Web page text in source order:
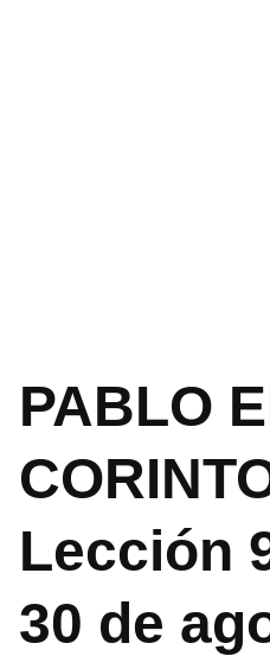
PABLO
Lección
30 de